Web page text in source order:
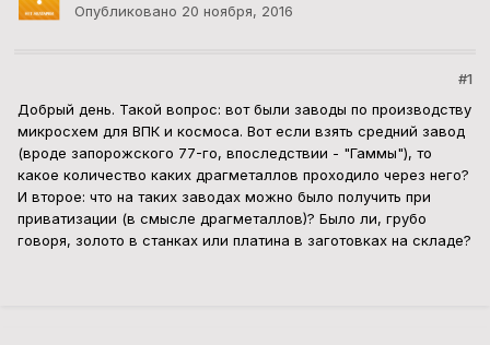
Опубликовано 20 ноября, 2016
#1
Добрый день. Такой вопрос: вот были заводы по производству
микросхем для ВПК и космоса. Вот если взять средний завод
(вроде запорожского 77-го, впоследствии - "Гаммы"), то
какое количество каких драгметаллов проходило через него?
И второе: что на таких заводах можно было получить при
приватизации (в смысле драгметаллов)? Было ли, грубо
говоря, золото в станках или платина в заготовках на складе?